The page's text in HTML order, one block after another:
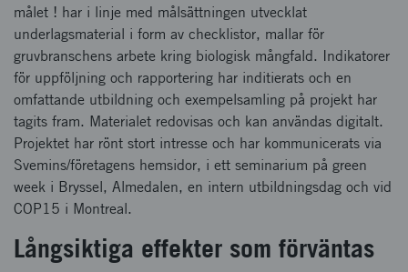
målet ! har i linje med målsättningen utvecklat
underlagsmaterial i form av checklistor, mallar för
gruvbranschens arbete kring biologisk mångfald. Indikatorer
för uppföljning och rapportering har inditierats och en
omfattande utbildning och exempelsamling på projekt har
tagits fram. Materialet redovisas och kan användas digitalt.
Projektet har rönt stort intresse och har kommunicerats via
Svemins/företagens hemsidor, i ett seminarium på green
week i Bryssel, Almedalen, en intern utbildningsdag och vid
COP15 i Montreal.
Långsiktiga effekter som förväntas